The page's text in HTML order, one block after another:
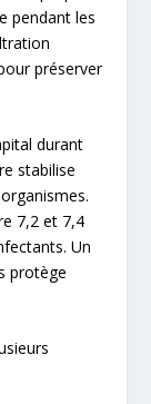
pendant les
préserver
durant
stabilise
7,2 et 7,4
Un
protège